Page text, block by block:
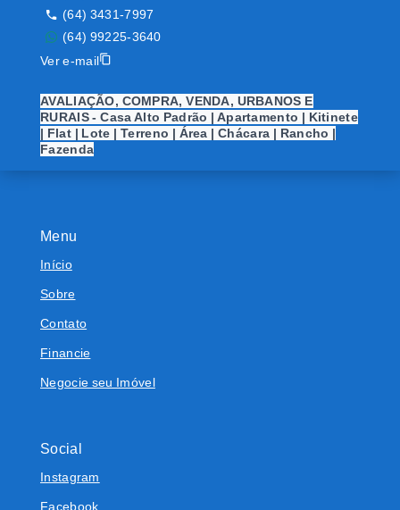
Menu
Início
Sobre
Contato
Financie
Negocie seu Imóvel
Social
Instagram
Facebook
(64) 3431-7997
(64) 99225-3640
Ver e-mail
AVALIAÇÃO, COMPRA, VENDA, URBANOS E
RURAIS - Casa Alto Padrão | Apartamento | Kitinete
| Flat | Lote | Terreno | Área | Chácara | Rancho |
Fazenda